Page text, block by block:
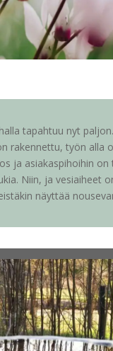
tapahtuu nyt
rakennettu, työn alla
ja asiakaspihoihin
Niin, ja vesiaiheet
näyttää